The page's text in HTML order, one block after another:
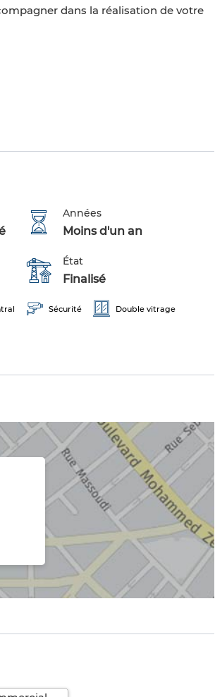
dans la réalisation de votre
Années
Moins d'un an
État
Finalisé
Sécurité Double vitrage